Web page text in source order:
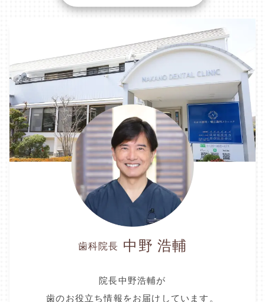
歯科院長 中野 浩輔
院長中野浩輔が
歯のお役立ち情報をお届けしています。